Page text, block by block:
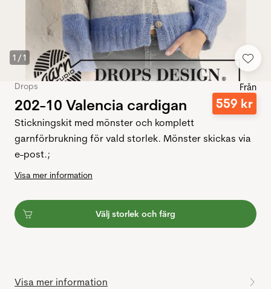
1 /1
Drops
202-10 Valencia cardigan
Från
559 kr
Stickningskit med mönster och komplett
garnförbrukning för vald storlek. Mönster skickas via
e-post.;
Visa mer information
Välj storlek och färg
Visa mer information